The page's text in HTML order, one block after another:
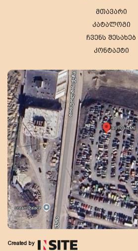
მთავარი
კატალოგი
ჩვენს შესახებ
კონტაქტი
Created by